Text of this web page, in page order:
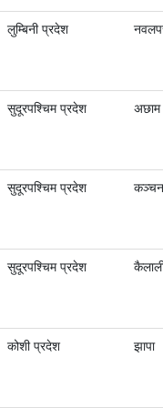
लुम्बिनी प्रदेश
सुदूरपश्चिम प्रदेश अछाम
सुदूरपश्चिम प्रदेश
सुदूरपश्चिम प्रदेश
कोशी प्रदेश झापा